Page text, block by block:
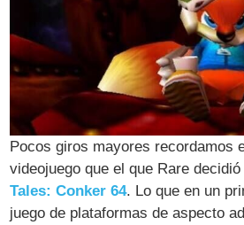
Pocos giros mayores recordamos
videojuego que el que Rare
Tales: Conker 64. Lo que en un
juego de plataformas de aspecto